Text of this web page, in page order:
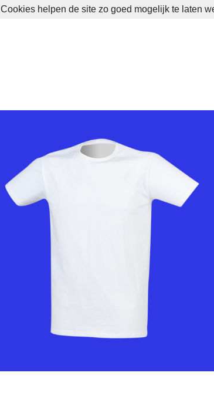
Cookies helpen de site zo goed mogelijk te laten